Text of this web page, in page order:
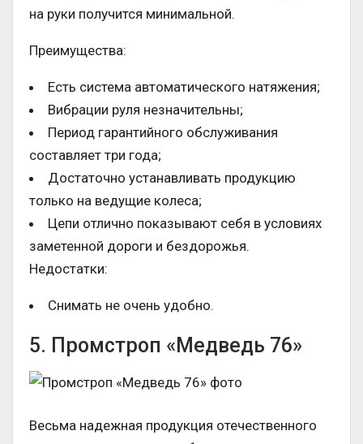
на руки получится минимальной.
Преимущества:
Есть система автоматического натяжения;
Вибрации руля незначительны;
Период гарантийного обслуживания
составляет три года;
Достаточно устанавливать продукцию
только на ведущие колеса;
Цепи отлично показывают себя в условиях
заметенной дороги и бездорожья.
Недостатки:
Снимать не очень удобно.
5. Промстроп «Медведь 76»
Весьма надежная продукция отечественного